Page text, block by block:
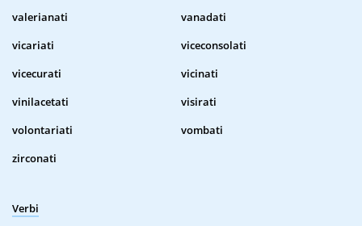
valerianati
vanadati
vicariati
viceconsolati
vicecurati
vicinati
vinilacetati
visirati
volontariati
vombati
zirconati
Verbi